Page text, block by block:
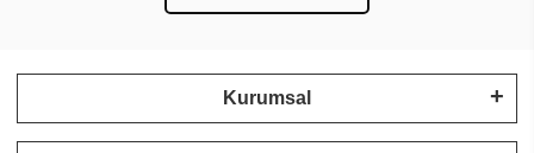
Kurumsal